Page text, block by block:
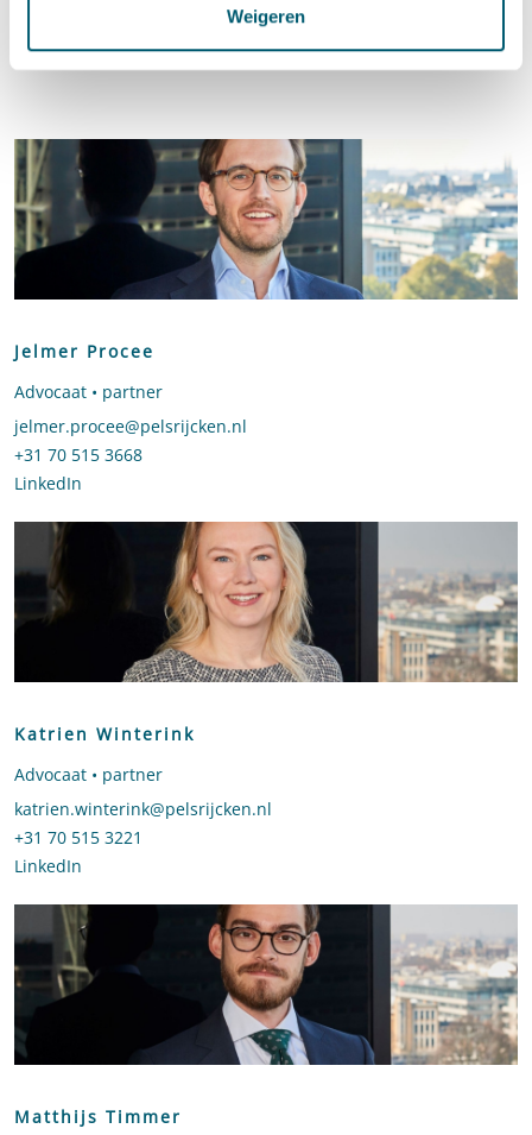
Weigeren
Contact
Jelmer Procee
Advocaat • partner
Stuur een e-mail naar Jelmer Procee
jelmer.procee@pelsrijcken.nl
Bel naar Jelmer Procee
+31 70 515 3668
LinkedIn
Katrien Winterink
Advocaat • partner
Stuur een e-mail naar Katrien Winterink
katrien.winterink@pelsrijcken.nl
Bel naar Katrien Winterink
+31 70 515 3221
LinkedIn
Matthijs Timmer